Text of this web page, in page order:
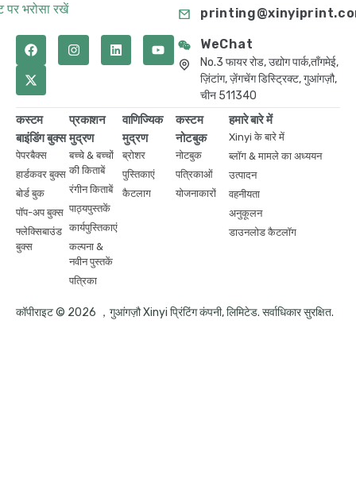
पर भरोसा रखें
WeChat
No.3 फायर रोड, उद्योग पार्क,ताँगमेई,
ज़िंटांग, ज़ेंगचेंग डिस्ट्रिक्ट, गुआंगज़ौ,
चीन 511340
कस्टम
बाइंडिंग बुक्स
पेपरबैक्स
हार्डकवर बुक्स
बोर्ड बुक
पॉप-अप बुक्स
फ्लेक्सिबाउंड
बुक्स
प्रकाशन
मुद्रण
बच्चे & बच्चों
की किताबें
रंगीन किताबें
पाठ्यपुस्तकें
कार्यपुस्तिकाएं
कल्पना &
नवीन पुस्तकें
पत्रिका
वाणिज्यिक
मुद्रण
ब्रोशर
पुस्तिकाएं
कैटलाग
कस्टम
नोटबुक
नोटबुक
पत्रिकाओं
योजनाकारों
हमारे बारे में
Xinyi के बारे में
ब्लॉग & मामले का अध्ययन
उत्पादन
वहनीयता
अनुकूलन
डाउनलोड कैटलॉग
कॉपीराइट © 2026 ，गुआंगज़ौ Xinyi प्रिंटिंग कंपनी, लिमिटेड. सर्वाधिकार सुरक्षित.